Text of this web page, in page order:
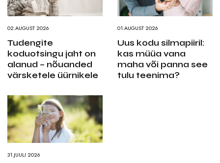
02.AUGUST 2026
Tudengite
koduotsingu jaht on
alanud – nõuanded
värsketele üürnikele
01.AUGUST 2026
Uus kodu silmapiiril:
kas müüa vana
maha või panna see
tulu teenima?
31.JUULI 2026